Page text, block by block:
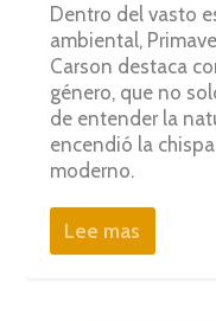
Dentro del vasto
ambiental,
Carson destaca
género, que no
de entender la
encendió la
moderno.
Lee mas